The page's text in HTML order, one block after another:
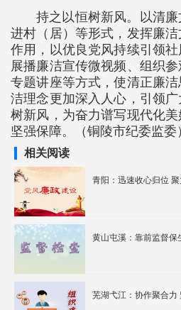
持之以恒树新风。以清廉
进村（居）等形式，发挥廉
作用，以优良党风持续引领
展播廉洁宣传微视频、组织
专题讲座等方式，使清正廉
洁理念更加深入人心，引领
树新风，为奋力谱写现代化
坚强保障。（铜陵市纪委监委
相关阅读
青阳：迅速收心归位
黄山屯溪：靠前监督保
芜湖弋江：协作聚合力